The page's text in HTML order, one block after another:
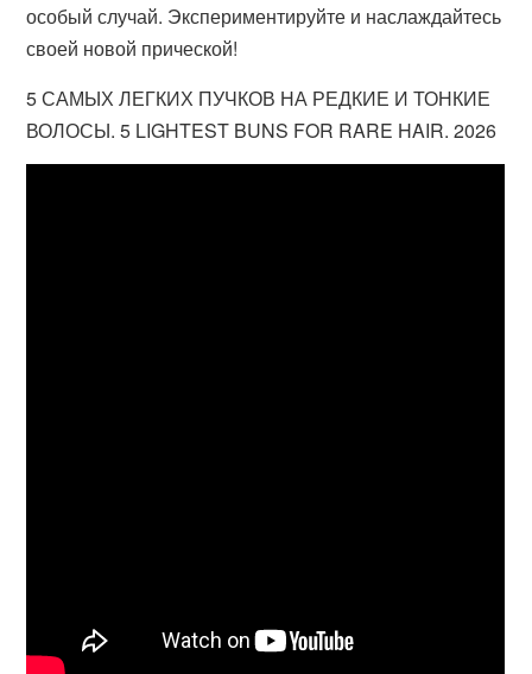
особый случай. Экспериментируйте и наслаждайтесь
своей новой прической!
5 САМЫХ ЛЕГКИХ ПУЧКОВ НА РЕДКИЕ И ТОНКИЕ
ВОЛОСЫ. 5 LIGHTEST BUNS FOR RARE HAIR. 2026